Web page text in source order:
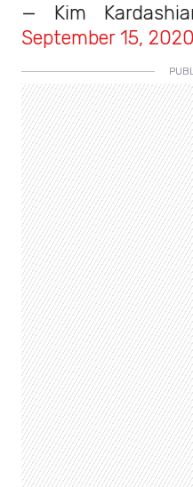
— Kim
September 15, 2020